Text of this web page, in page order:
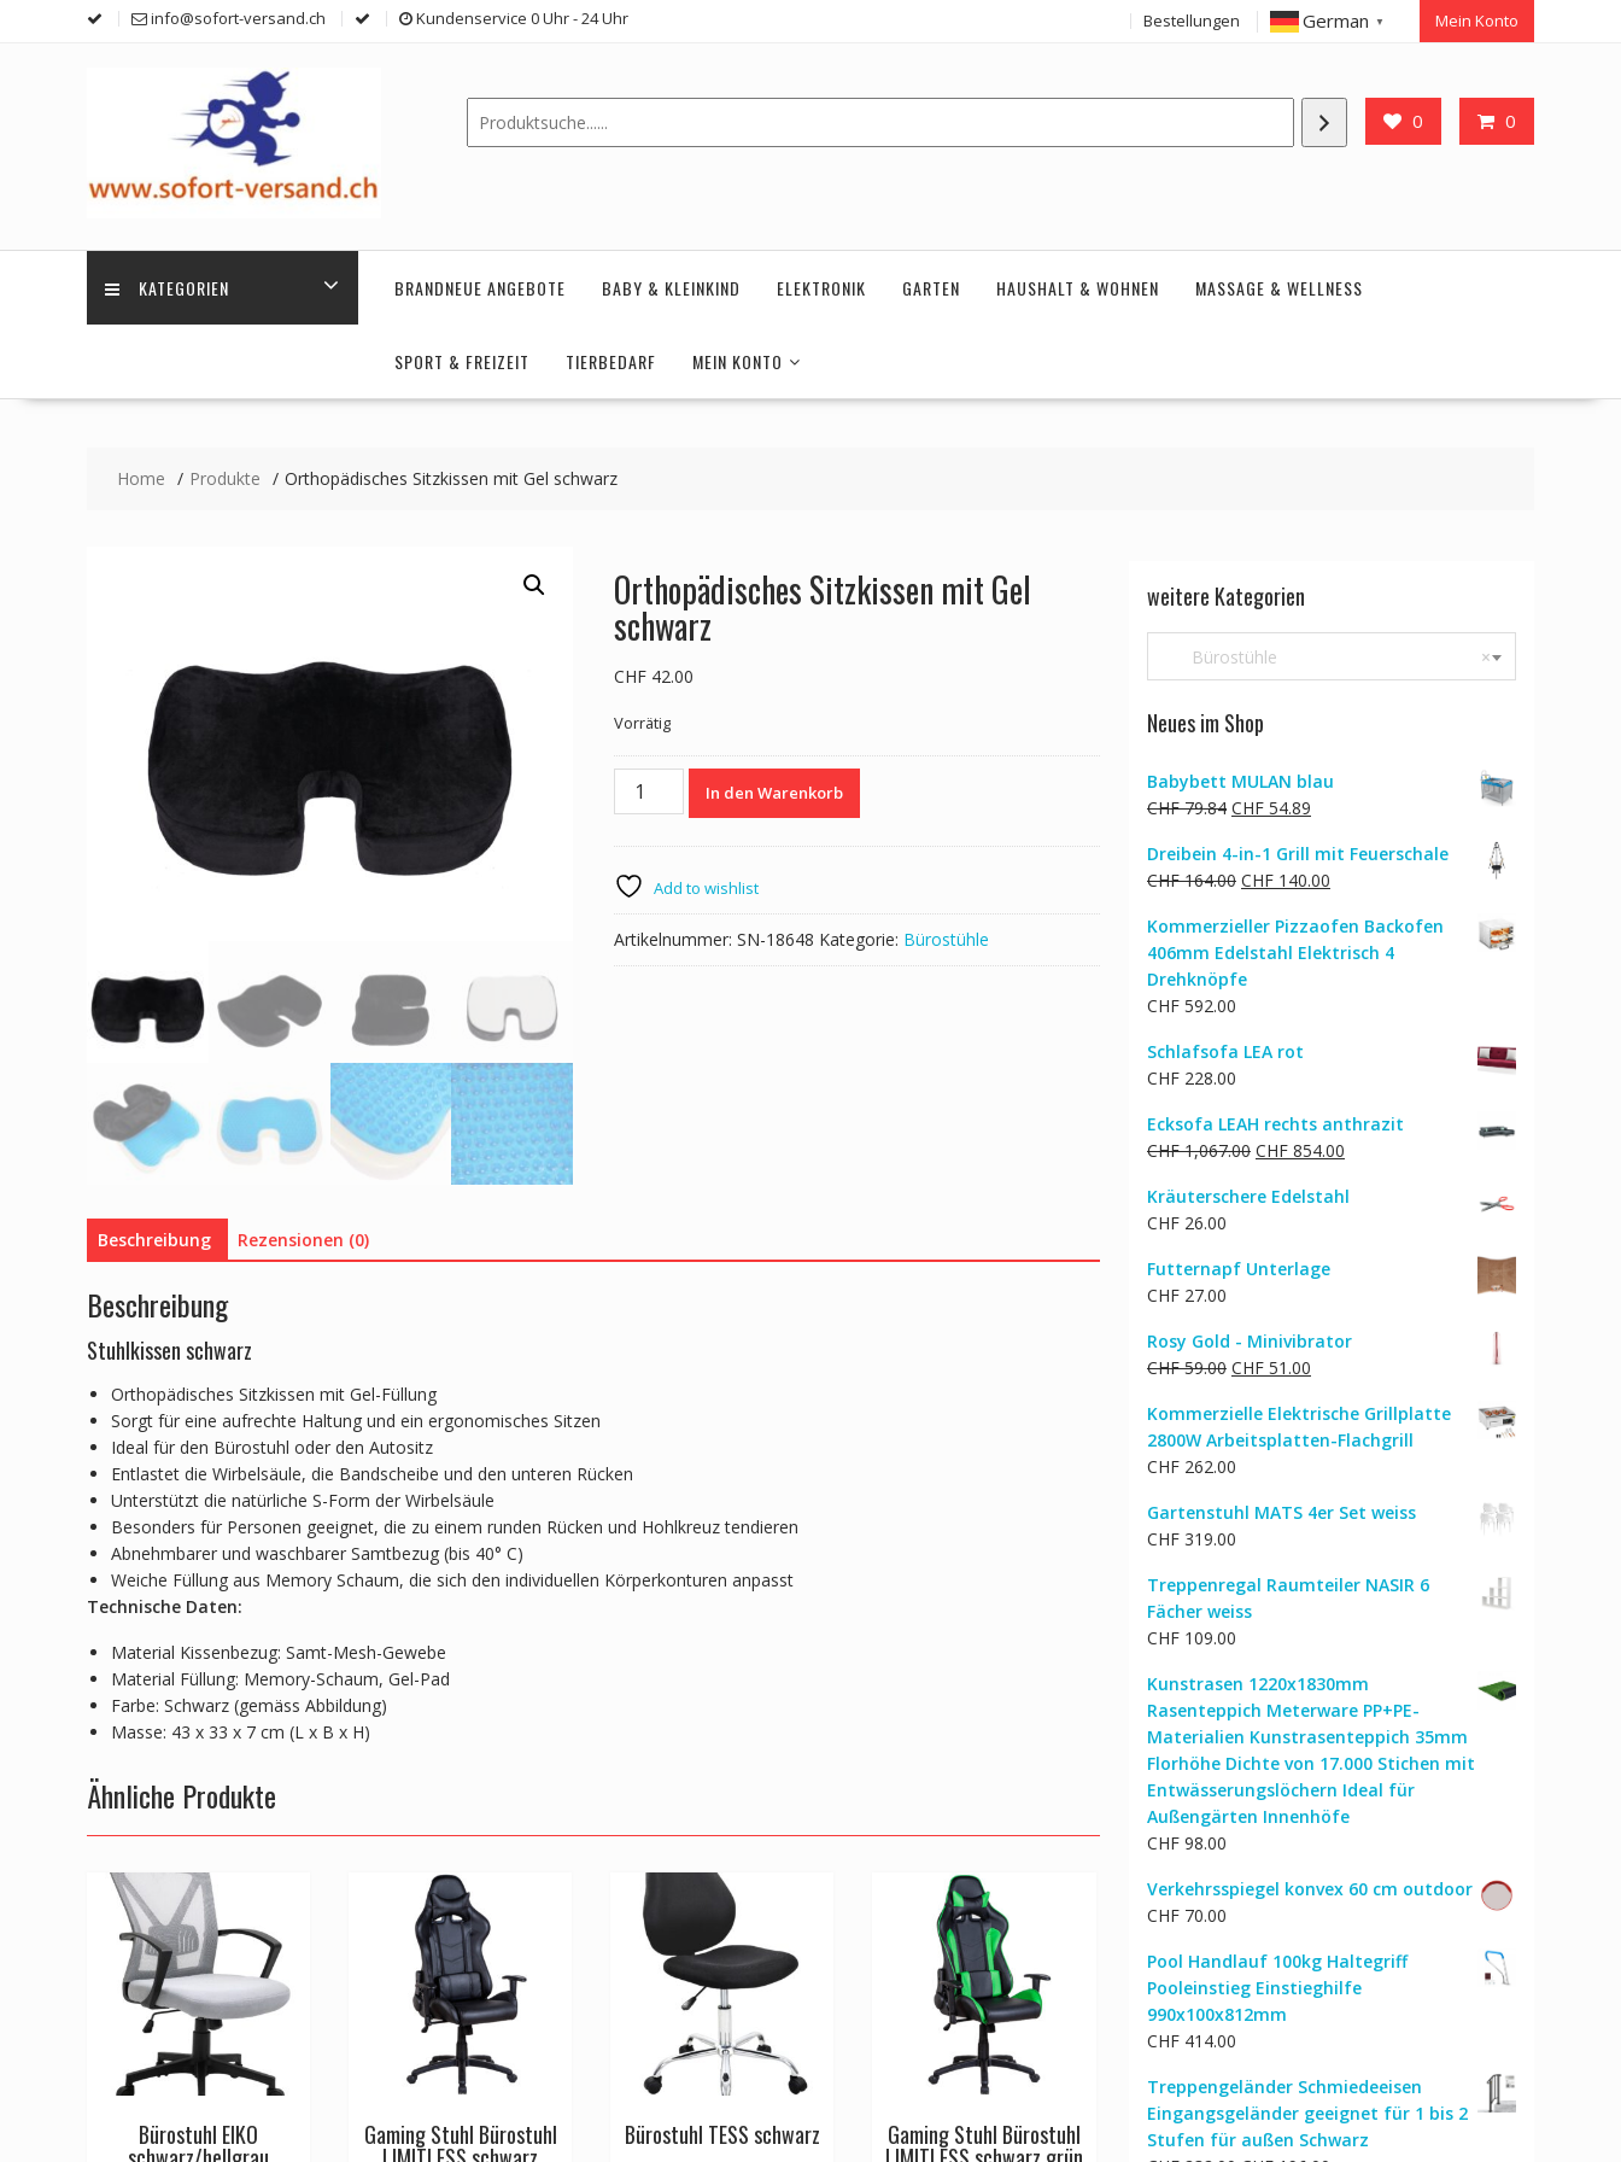
info@sofort-versand.ch Kundenservice 0 Uhr - 24 Uhr Bestellungen German ▼ Mein Konto
0 0
KATEGORIEN BRANDNEUE ANGEBOTE BABY & KLEINKIND ELEKTRONIK GARTEN HAUSHALT & WOHNEN MASSAGE & WELLNESS
SPORT & FREIZEIT TIERBEDARF MEIN KONTO
Home Produkte Orthopädisches Sitzkissen mit Gel schwarz
Orthopädisches Sitzkissen mit Gel
schwarz
CHF42.00
Vorrätig
Orthopädisches
schwarz
Menge
In den Warenkorb
Add to wishlist
Artikelnummer: SN-18648 Kategorie: Bürostühle
Beschreibung Rezensionen (0)
Beschreibung
Stuhlkissen schwarz
Orthopädisches Sitzkissen mit Gel-Füllung
Sorgt für eine aufrechte Haltung und ein ergonomisches Sitzen
Ideal für den Bürostuhl oder den Autositz
Entlastet die Wirbelsäule, die Bandscheibe und den unteren Rücken
Unterstützt die natürliche S-Form der Wirbelsäule
Besonders für Personen geeignet, die zu einem runden Rücken und Hohlkreuz tendieren
Abnehmbarer und waschbarer Samtbezug (bis 40° C)
Weiche Füllung aus Memory Schaum, die sich den individuellen Körperkonturen anpasst
Technische Daten:
Material Kissenbezug: Samt-Mesh-Gewebe
Material Füllung: Memory-Schaum, Gel-Pad
Farbe: Schwarz (gemäss Abbildung)
Masse: 43 x 33 x 7 cm (L x B x H)
Ähnliche Produkte
Bürostuhl EIKO Gaming Stuhl Bürostuhl Bürostuhl TESS schwarz Gaming Stuhl Bürostuhl
weitere Kategorien
×
Bürostühle
Neues im Shop
Babybett MULAN blau
CHF79.84 Ursprünglicher
war:
CHF 79.84
CHF 54.89
ist:
CHF 54.89.
Dreibein 4-in-1 Grill mit Feuerschale
CHF164.00 Ursprünglicher
war:
CHF 164.00
CHF 140.00
ist:
CHF 140.00.
Kommerzieller Pizzaofen Backofen
406mm Edelstahl Elektrisch 4
Drehknöpfe
CHF 592.00
Schlafsofa LEA rot
CHF 228.00
Ecksofa LEAH rechts anthrazit
CHF1,067.00 Ursprünglicher
war:
CHF 854.00
ist:
Kräuterschere Edelstahl
CHF 26.00
Futternapf Unterlage
CHF 27.00
Rosy Gold - Minivibrator
CHF59.00 Ursprünglicher
war:
CHF 59.00
CHF 51.00
ist:
CHF 51.00.
Kommerzielle Elektrische Grillplatte
2800W Arbeitsplatten-Flachgrill
CHF 262.00
Gartenstuhl MATS 4er Set weiss
CHF 319.00
Treppenregal Raumteiler NASIR 6
Fächer weiss
CHF 109.00
Kunstrasen 1220x1830mm
Rasenteppich Meterware PP+PE-
Materialien Kunstrasenteppich 35mm
Florhöhe Dichte von 17.000 Stichen mit
Entwässerungslöchern Ideal für
Außengärten Innenhöfe
CHF 98.00
Verkehrsspiegel konvex 60 cm outdoor
CHF 70.00
Pool Handlauf 100kg Haltegriff
Pooleinstieg Einstieghilfe
990x100x812mm
CHF 414.00
Treppengeländer Schmiedeeisen
Eingangsgeländer geeignet für 1 bis 2
Stufen für außen Schwarz